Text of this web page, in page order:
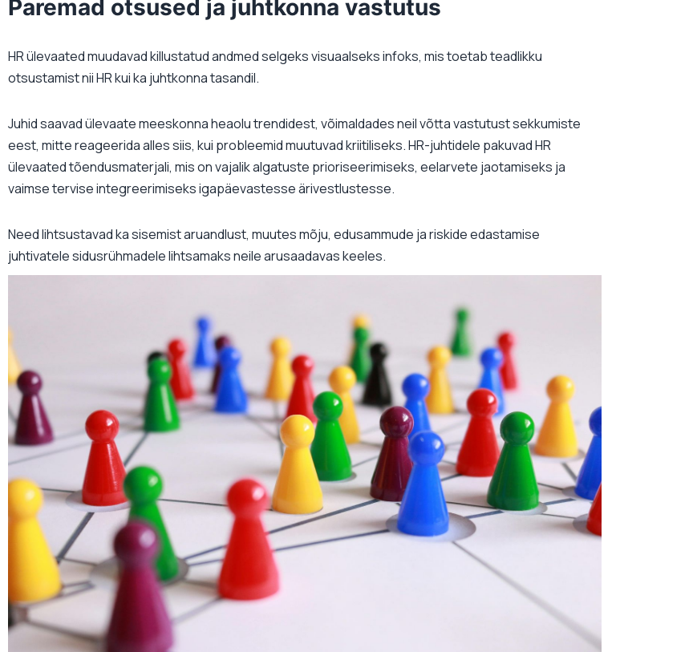
Paremad otsused ja juhtkonna vastutus
HR ülevaated muudavad killustatud andmed selgeks visuaalseks infoks, mis toetab teadlikku
otsustamist nii HR kui ka juhtkonna tasandil.
Juhid saavad ülevaate meeskonna heaolu trendidest, võimaldades neil võtta vastutust sekkumiste
eest, mitte reageerida alles siis, kui probleemid muutuvad kriitiliseks. HR-juhtidele pakuvad HR
ülevaated tõendusmaterjali, mis on vajalik algatuste prioriseerimiseks, eelarvete jaotamiseks ja
vaimse tervise integreerimiseks igapäevastesse ärivestlustesse.
Need lihtsustavad ka sisemist aruandlust, muutes mõju, edusammude ja riskide edastamise
juhtivatele sidusrühmadele lihtsamaks neile arusaadavas keeles.